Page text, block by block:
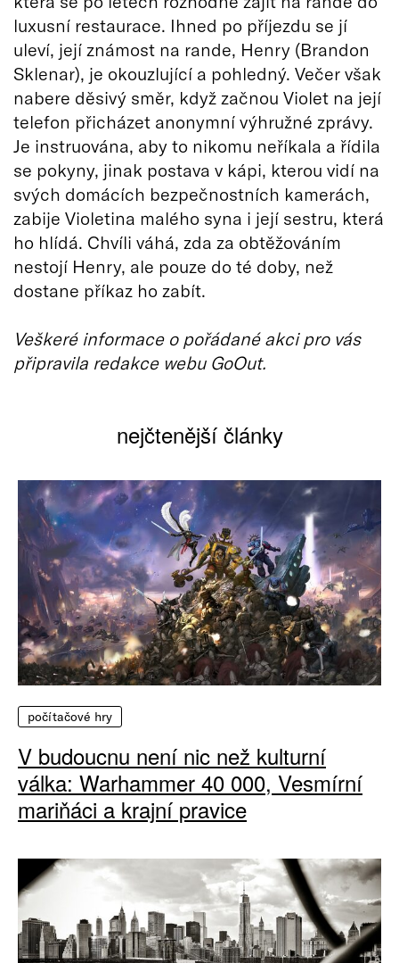
luxusní restaurace. Ihned po příjezdu se jí
uleví, její známost na rande, Henry (Brandon
Sklenar), je okouzlující a pohledný. Večer však
nabere děsivý směr, když začnou Violet na její
telefon přicházet anonymní výhružné zprávy.
Je instruována, aby to nikomu neříkala a řídila
se pokyny, jinak postava v kápi, kterou vidí na
svých domácích bezpečnostních kamerách,
zabije Violetina malého syna i její sestru, která
ho hlídá. Chvíli váhá, zda za obtěžováním
nestojí Henry, ale pouze do té doby, než
dostane příkaz ho zabít.
Veškeré informace o pořádané akci pro vás
připravila redakce webu GoOut.
nejčtenější články
počítačové hry
V budoucnu není nic než kulturní
válka: Warhammer 40 000, Vesmírní
mariňáci a krajní pravice